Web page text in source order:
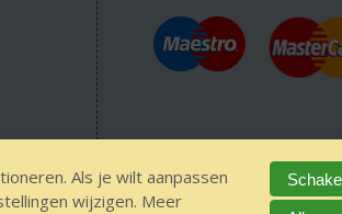
sitemap Privacy Statement Disclaimer
Als je wilt aanpassen
wijzigen. Meer